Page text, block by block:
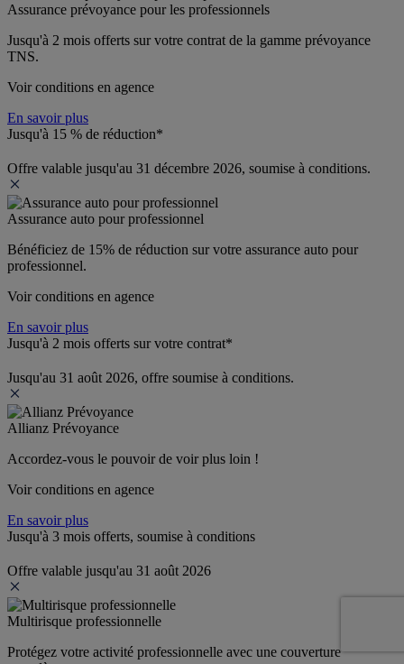
Assurance prévoyance pour les professionnels
Jusqu'à 2 mois offerts sur votre contrat de la gamme prévoyance
TNS.
Voir conditions en agence
En savoir plus
Jusqu'à 15 % de réduction*
Offre valable jusqu'au 31 décembre 2026, soumise à conditions.
Assurance auto pour professionnel
Bénéficiez de 15% de réduction sur votre assurance auto pour
professionnel.
Voir conditions en agence
En savoir plus
Jusqu'à 2 mois offerts sur votre contrat*
Jusqu'au 31 août 2026, offre soumise à conditions.
Allianz Prévoyance
Accordez-vous le pouvoir de voir plus loin !
Voir conditions en agence
En savoir plus
Jusqu'à 3 mois offerts, soumise à conditions
Offre valable jusqu'au 31 août 2026
Multirisque professionnelle
Protégez votre activité professionnelle avec une couverture